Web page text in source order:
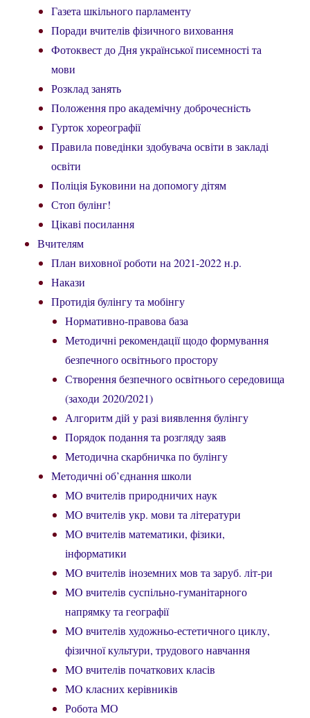
Газета шкільного парламенту
Поради вчителів фізичного виховання
Фотоквест до Дня української писемності та
мови
Розклад занять
Положення про академічну доброчесність
Гурток хореографії
Правила поведінки здобувача освіти в закладі
освіти
Поліція Буковини на допомогу дітям
Стоп булінг!
Цікаві посилання
Вчителям
План виховної роботи на 2021-2022 н.р.
Накази
Протидія булінгу та мобінгу
Нормативно-правова база
Методичні рекомендації щодо формування
безпечного освітнього простору
Створення безпечного освітнього середовища
(заходи 2020/2021)
Алгоритм дій у разі виявлення булінгу
Порядок подання та розгляду заяв
Методична скарбничка по булінгу
Методичні об’єднання школи
МО вчителів природничих наук
МО вчителів укр. мови та літератури
МО вчителів математики, фізики,
інформатики
МО вчителів іноземних мов та заруб. літ-ри
МО вчителів суспільно-гуманітарного
напрямку та географії
МО вчителів художньо-естетичного циклу,
фізичної культури, трудового навчання
МО вчителів початкових класів
МО класних керівників
Робота МО